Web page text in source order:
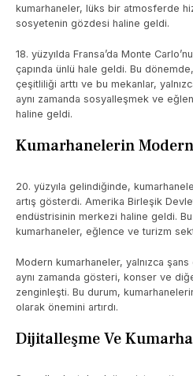
kumarhaneler, lüks bir atmosferde
sosyetenin gözdesi haline geldi.
18. yüzyılda Fransa’da Monte
çapında ünlü hale geldi. Bu
çeşitliliği arttı ve bu mekanlar,
aynı zamanda sosyalleşmek ve
haline geldi.
Kumarhanelerin
20. yüzyıla gelindiğinde,
artış gösterdi. Amerika Birleşik
endüstrisinin merkezi haline geldi.
kumarhaneler, eğlence ve turizm
Modern kumarhaneler, yalnızca şans
aynı zamanda gösteri, konser ve
zenginleşti. Bu durum,
olarak önemini artırdı.
Dijitalleşme Ve